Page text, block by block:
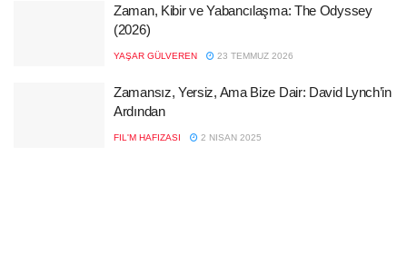
Zaman, Kibir ve Yabancılaşma: The Odyssey
(2026)
YAŞAR GÜLVEREN 23 TEMMUZ 2026
Zamansız, Yersiz, Ama Bize Dair: David Lynch’in
Ardından
FIL'M HAFIZASI 2 NISAN 2025